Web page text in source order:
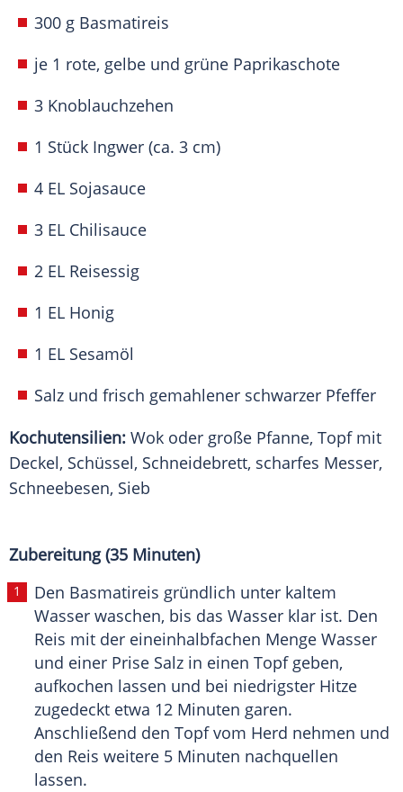
300 g Basmatireis
je 1 rote, gelbe und grüne Paprikaschote
3 Knoblauchzehen
1 Stück Ingwer (ca. 3 cm)
4 EL Sojasauce
3 EL Chilisauce
2 EL Reisessig
1 EL Honig
1 EL Sesamöl
Salz und frisch gemahlener schwarzer Pfeffer
Kochutensilien: Wok oder große Pfanne, Topf mit
Deckel, Schüssel, Schneidebrett, scharfes Messer,
Schneebesen, Sieb
Zubereitung (35 Minuten)
Den Basmatireis gründlich unter kaltem
Wasser waschen, bis das Wasser klar ist. Den
Reis mit der eineinhalbfachen Menge Wasser
und einer Prise Salz in einen Topf geben,
aufkochen lassen und bei niedrigster Hitze
zugedeckt etwa 12 Minuten garen.
Anschließend den Topf vom Herd nehmen und
den Reis weitere 5 Minuten nachquellen
lassen.